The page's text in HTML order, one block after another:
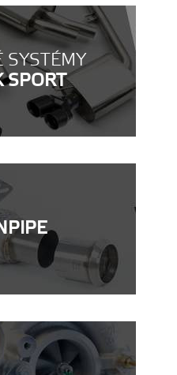
SYSTÉMY
SPORT